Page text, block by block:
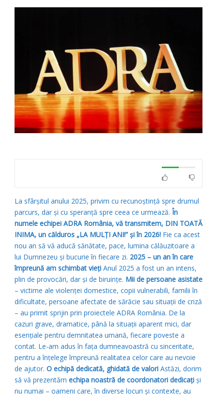
La sfârșitul anului 2025, privim cu recunoștință spre drumul
parcurs, dar și cu speranță spre ceea ce urmează. În
numele echipei ADRA România, vă transmitem, DIN TOATĂ
INIMA, un călduros „LA MULȚI ANI!” și în 2026! Fie ca acest
nou an să vă aducă sănătate, pace, lumina călăuzitoare a
lui Dumnezeu și bucurie în fiecare zi. 2025 – un an în care
împreună am schimbat vieți Anul 2025 a fost un an intens,
plin de provocări, dar și de biruințe. Mii de persoane asistate
– victime ale violenței domestice, copii vulnerabili, familii în
dificultate, persoane afectate de sărăcie sau situații de criză
– au primit sprijin prin proiectele ADRA România. De la
cazuri grave, dramatice, până la situații aparent mici, dar
esențiale pentru demnitatea umană, fiecare poveste a
contat. Le-am adus în fața dumneavoastră cu sinceritate,
pentru a înțelege împreună realitatea celor care au nevoie
de ajutor. O echipă dedicată, ghidată de valori Astăzi, dorim
să vă prezentăm echipa noastră de coordonatori dedicați și
nu numai – oameni care, în diverse locuri și contexte, au